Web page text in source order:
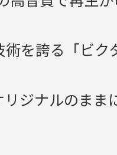
を誇る「ビ
ジナルのま